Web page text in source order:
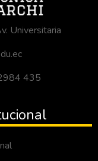
Universitaria
435